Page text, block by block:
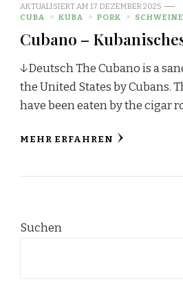
AKTUALISIERT AM 17. DEZEMBER 2025
CUBA
KUBA PORK
Cubano –
↓Deutsch The Cubano is a
the United States by Cubans.
have been eaten by the cigar
MEHR ERFAHREN
Suchen